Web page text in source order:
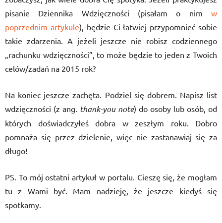
pisanie Dziennika Wdzięczności (pisałam o nim w
poprzednim artykule), będzie Ci łatwiej przypomnieć sobie
takie zdarzenia. A jeżeli jeszcze nie robisz codziennego
„rachunku wdzięczności”, to może będzie to jeden z Twoich
celów/zadań na 2015 rok?
Na koniec jeszcze zachęta. Podziel się dobrem. Napisz list
wdzięczności (z ang. thank-you note) do osoby lub osób, od
których doświadczyłeś dobra w zeszłym roku. Dobro
pomnaża się przez dzielenie, więc nie zastanawiaj się za
długo!
PS. To mój ostatni artykuł w portalu. Cieszę się, że mogłam
tu z Wami być. Mam nadzieję, że jeszcze kiedyś się
spotkamy.